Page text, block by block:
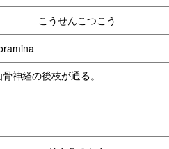
こうせんこつこう
神経の後枝が通る。